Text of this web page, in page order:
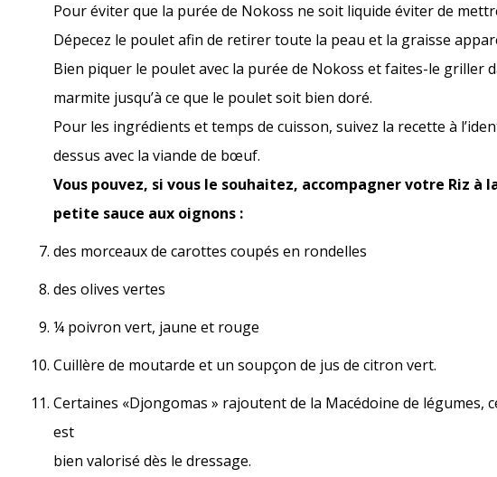
Pour éviter que la purée de Nokoss ne soit liquide éviter de
Dépecez le poulet afin de retirer toute la peau et la graisse
Bien piquer le poulet avec la purée de Nokoss et faites-le griller
marmite jusqu’à ce que le poulet soit bien doré.
Pour les ingrédients et temps de cuisson, suivez la recette à
dessus avec la viande de bœuf.
Vous pouvez, si vous le souhaitez, accompagner votre Riz à
petite sauce aux oignons :
des morceaux de carottes coupés en rondelles
des olives vertes
¼ poivron vert, jaune et rouge
Cuillère de moutarde et un soupçon de jus de citron vert.
Certaines «Djongomas » rajoutent de la Macédoine de légumes,
est
bien valorisé dès le dressage.